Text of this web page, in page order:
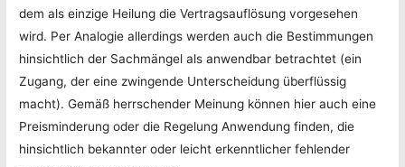
dem als einzige Heilung die Vertragsauflösung vorgesehen
wird. Per Analogie allerdings werden auch die Bestimmungen
hinsichtlich der Sachmängel als anwendbar betrachtet (ein
Zugang, der eine zwingende Unterscheidung überflüssig
macht). Gemäß herrschender Meinung können hier auch eine
Preisminderung oder die Regelung Anwendung finden, die
hinsichtlich bekannter oder leicht erkenntlicher fehlender